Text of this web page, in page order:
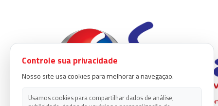
Controle sua privacidade
Nosso site usa cookies para melhorar a navegação.
Usamos cookies para compartilhar dados de análise,